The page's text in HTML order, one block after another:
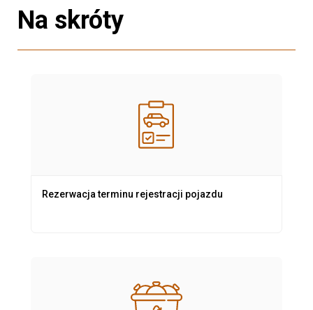
Na skróty
Rezerwacja terminu rejestracji pojazdu